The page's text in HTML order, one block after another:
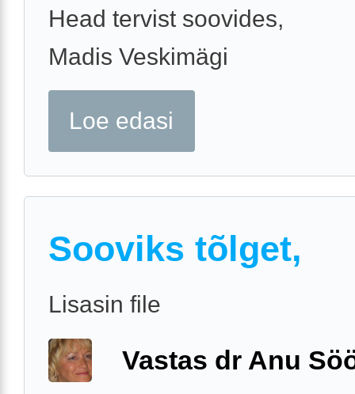
Head tervist soovides,
Madis Veskimägi
Loe edasi
Sooviks tõlget,
Lisasin file
Vastas dr Anu